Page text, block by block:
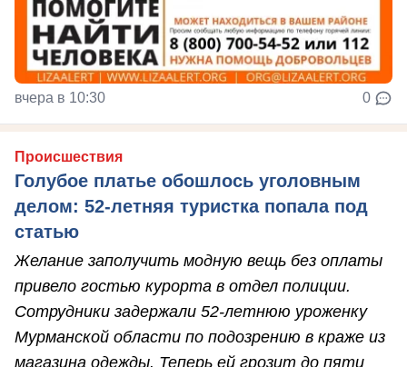
вчера в 10:30 0
Происшествия
Голубое платье обошлось уголовным
делом: 52-летняя туристка попала под
статью
Желание заполучить модную вещь без оплаты
привело гостью курорта в отдел полиции.
Сотрудники задержали 52-летнюю уроженку
Мурманской области по подозрению в краже из
магазина одежды. Теперь ей грозит до пяти